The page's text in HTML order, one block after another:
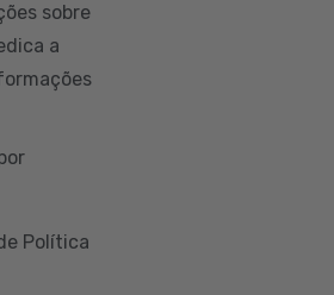
sobre
a
Política